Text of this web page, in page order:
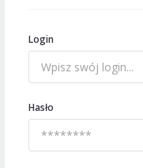
Login
Hasło